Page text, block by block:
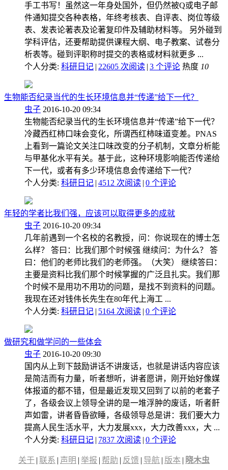
手工书写！虽然这一年身处国外，但仍然被Q或电子邮
件通知提交各种表格，年终考核表、自评表、岗位等级
表、发表论著表及论著复印件及辅助材料等。 另外碰到
学科评估，还要帮助提供课程大纲、电子教案、试卷分
析表等。碰到评职称时提交的表格或材料就更多 ...
个人分类: 科研日记 | 22605 次阅读 | 3 个评论 热度 10
生物能否纪录当代的生长环境信息并“传递”给下一代？
虫子 2016-10-20 09:34
生物能否纪录当代的生长环境信息并“传递”给下一代？
冷藏西红柿口味会变化，所谓西红柿味道变差。PNAS
上看到一篇论文关注口味改变的分子机制，文章分析能
与甲基化水平有关。基于此，这种环境影响能否传递给
下一代，或者有多少环境信息会传递给下一代？
个人分类: 科研日记 | 4512 次阅读 | 0 个评论
年轻的学者比我们强，应该可以取得更多的成就
虫子 2016-10-20 09:34
几年前遇到一个名校的名教授，问：你说现在的博士怎
么样？ 答曰：比我们那个时候强 继续问：为什么？ 答
曰：他们的老师比我们的老师强。（大笑） 继续答曰：
主要是资料比我们那个时候掌握的广泛且扎实。我们那
个时候不是用功不用功的问题，是找不到资料的问题。
我现在还对钱伟长先生在80年代上海工 ...
个人分类: 科研日记 | 5164 次阅读 | 0 个评论
做研究和做学问的一些体会
虫子 2016-10-20 09:30
国内从上到下鼓励讲话不讲废话，也就是讲话内容应该
是简洁而有力量，听者想听，讲者愿讲，刚开始好像媒
体报道的都不错，但是最近发现又回到了以前的老套子
了，各级会议上领导全讲的是一堆浮肿的废话，听者鼾
声如雷，讲者昏昏欲睡，各级领导总是讲：我们要大力
提高人民生活水平，大力发展xxx，大力改善xxx，大 ...
个人分类: 科研日记 | 7837 次阅读 | 0 个评论
关于 | 联系 | 声明 | 举报 | 帮助 | 反馈 | 导航 | 版本 | 晓木虫